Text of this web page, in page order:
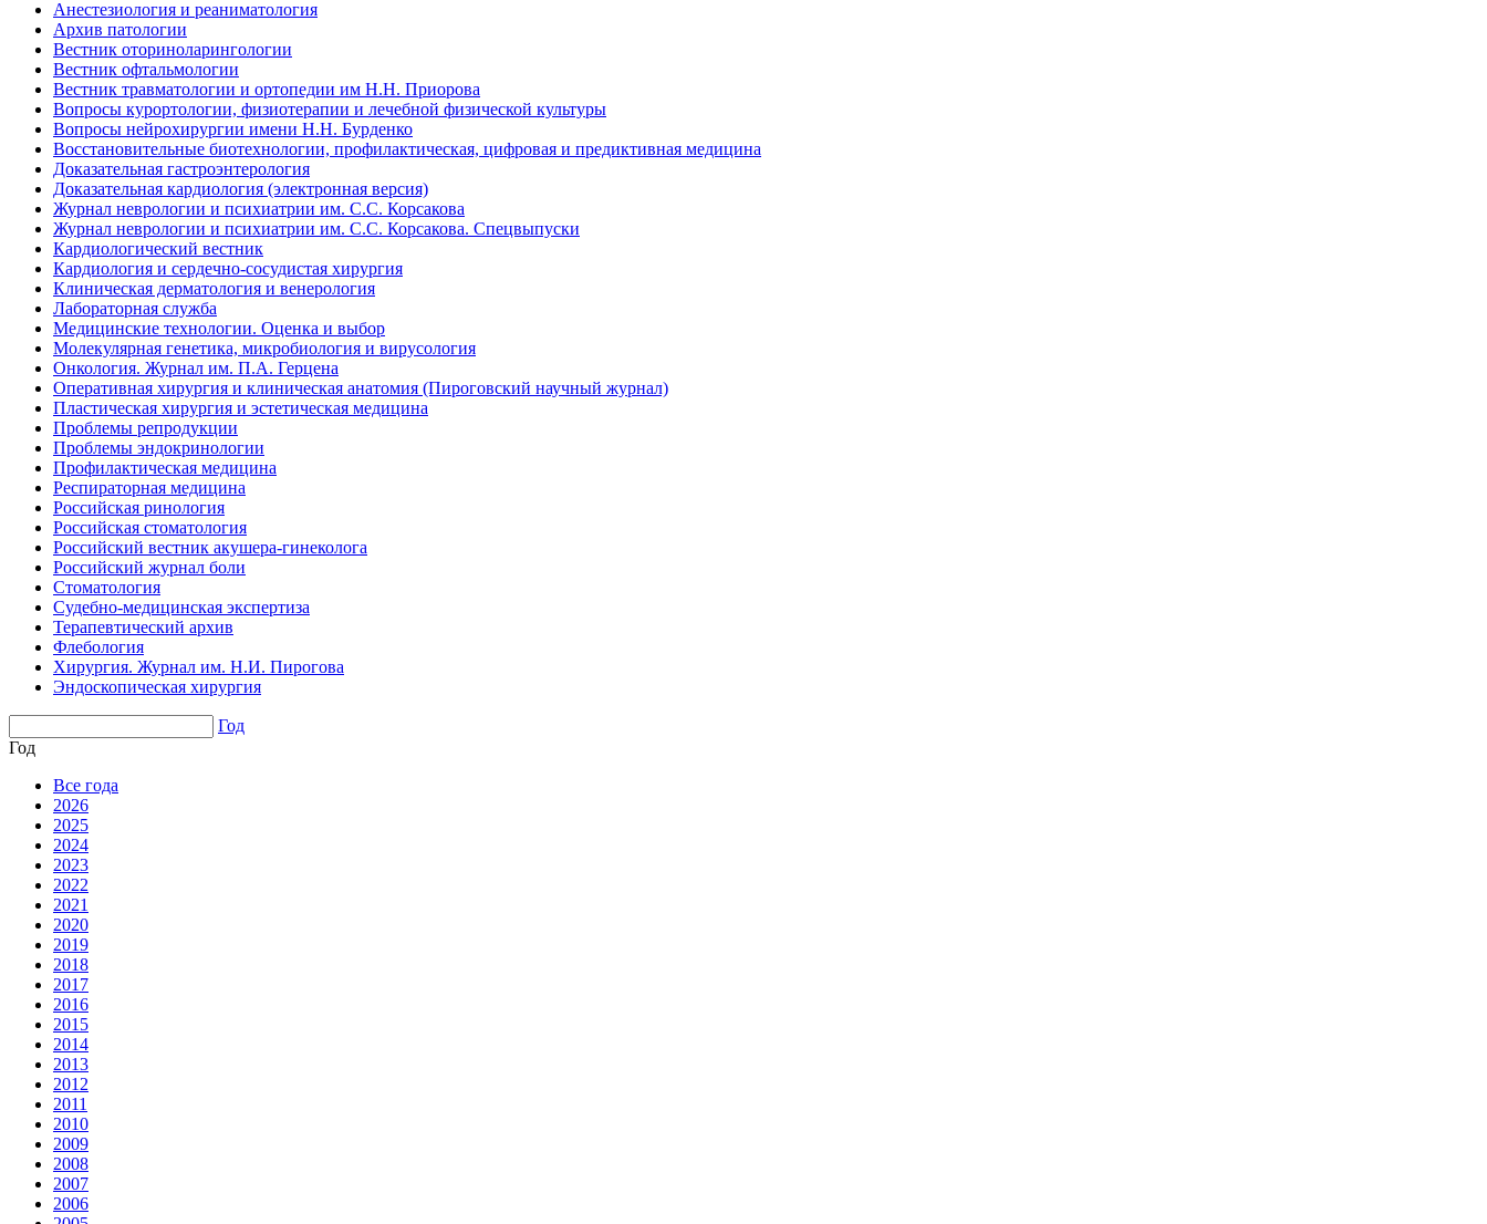
Анестезиология и реаниматология
Архив патологии
Вестник оториноларингологии
Вестник офтальмологии
Вестник травматологии и ортопедии им Н.Н. Приорова
Вопросы курортологии, физиотерапии и лечебной физической культуры
Вопросы нейрохирургии имени Н.Н. Бурденко
Восстановительные биотехнологии, профилактическая, цифровая и предиктивная медицина
Доказательная гастроэнтерология
Доказательная кардиология (электронная версия)
Журнал неврологии и психиатрии им. С.С. Корсакова
Журнал неврологии и психиатрии им. С.С. Корсакова. Спецвыпуски
Кардиологический вестник
Кардиология и сердечно-сосудистая хирургия
Клиническая дерматология и венерология
Лабораторная служба
Медицинские технологии. Оценка и выбор
Молекулярная генетика, микробиология и вирусология
Онкология. Журнал им. П.А. Герцена
Оперативная хирургия и клиническая анатомия (Пироговский научный журнал)
Пластическая хирургия и эстетическая медицина
Проблемы репродукции
Проблемы эндокринологии
Профилактическая медицина
Респираторная медицина
Российская ринология
Российская стоматология
Российский вестник акушера-гинеколога
Российский журнал боли
Стоматология
Судебно-медицинская экспертиза
Терапевтический архив
Флебология
Хирургия. Журнал им. Н.И. Пирогова
Эндоскопическая хирургия
Год
Год
Все года
2026
2025
2024
2023
2022
2021
2020
2019
2018
2017
2016
2015
2014
2013
2012
2011
2010
2009
2008
2007
2006